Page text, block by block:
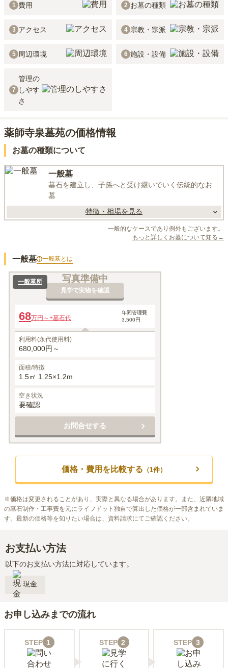
1 費用 2 お墓の種類
3 アクセス 4 宗教・宗派
5 周辺環境 6 施設・設備
7
管理の
しやす
さ
薬師寺泉墓苑の価格情報
お墓の種類について
一般墓
墓石を建立し、子孫へと受け継いでいく伝統的なお
墓
特徴・相場を見る
一般的なケースであり例外もございます。
もっと詳しくお墓について知る→
一般墓 一般墓とは
写真準備中
見学で実物を確認
一般墓所
68万円～+墓石代
年間管理費
3,500円
利用料(永代使用料)
680,000円～
面積/特徴
1.5㎡ 1.25×1.2m
空き状況
要確認
お問合せする
価格・費用を比較する （1件）
※価格は変更されることがあり、実際と異なる場合があります。また、近隣地域
の墓石制作・工事費を元にライフドット独自で算出した価格が一部含まれていま
す。最新の価格等を知りたい場合は、資料請求にてご確認ください。
お支払い方法
以下のお支払い方法に対応しています。
現金
お申し込みまでの流れ
STEP 1 STEP 2 STEP 3